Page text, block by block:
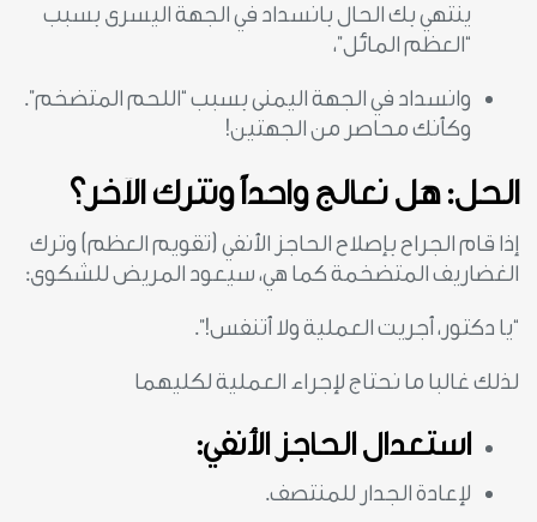
ينتهي بك الحال بانسداد في الجهة اليسرى بسبب
“العظم المائل”،
وانسداد في الجهة اليمنى بسبب “اللحم المتضخم”.
وكأنك محاصر من الجهتين!
الحل: هل نعالج واحداً ونترك الآخر؟
إذا قام الجراح بإصلاح الحاجز الأنفي (تقويم العظم) وترك
الغضاريف المتضخمة كما هي، سيعود المريض للشكوى:
“يا دكتور، أجريت العملية ولا أتنفس!”.
لذلك غالبا ما نحتاج لإجراء العملية لكليهما
استعدال الحاجز الأنفي:
لإعادة الجدار للمنتصف.